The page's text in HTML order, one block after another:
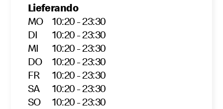
Lieferando
MO
10:20 - 23:30
DI
10:20 - 23:30
MI
10:20 - 23:30
DO
10:20 - 23:30
FR
10:20 - 23:30
SA
10:20 - 23:30
SO
10:20 - 23:30